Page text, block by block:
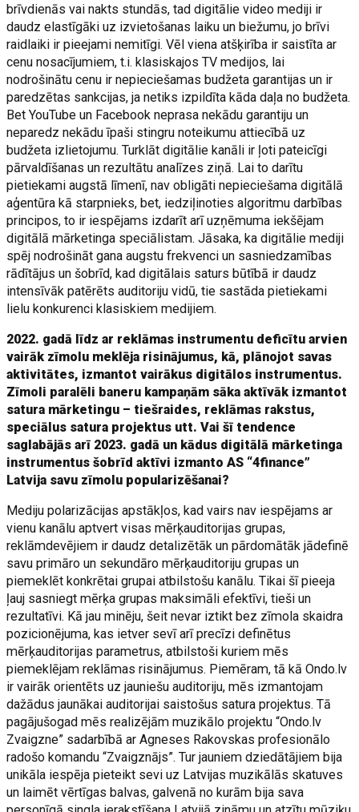
brīvdienās vai nakts stundās, tad digitālie video mediji ir
daudz elastīgāki uz izvietošanas laiku un biežumu, jo brīvi
raidlaiki ir pieejami nemitīgi. Vēl viena atšķirība ir saistīta ar
cenu nosacījumiem, t.i. klasiskajos TV medijos, lai
nodrošinātu cenu ir nepieciešamas budžeta garantijas un ir
paredzētas sankcijas, ja netiks izpildīta kāda daļa no budžeta.
Bet YouTube un Facebook neprasa nekādu garantiju un
neparedz nekādu īpaši stingru noteikumu attiecībā uz
budžeta izlietojumu. Turklāt digitālie kanāli ir ļoti pateicīgi
pārvaldīšanas un rezultātu analīzes ziņā. Lai to darītu
pietiekami augstā līmenī, nav obligāti nepieciešama digitālā
aģentūra kā starpnieks, bet, iedziļinoties algoritmu darbības
principos, to ir iespējams izdarīt arī uzņēmuma iekšējam
digitālā mārketinga speciālistam. Jāsaka, ka digitālie mediji
spēj nodrošināt gana augstu frekvenci un sasniedzamības
rādītājus un šobrīd, kad digitālais saturs būtībā ir daudz
intensīvāk patērēts auditoriju vidū, tie sastāda pietiekami
lielu konkurenci klasiskiem medijiem.
2022. gadā līdz ar reklāmas instrumentu deficītu arvien
vairāk zīmolu meklēja risinājumus, kā, plānojot savas
aktivitātes, izmantot vairākus digitālos instrumentus.
Zīmoli paralēli baneru kampaņām sāka aktīvāk izmantot
satura mārketingu – tiešraides, reklāmas rakstus,
speciālus satura projektus utt. Vai šī tendence
saglabājās arī 2023. gadā un kādus digitālā mārketinga
instrumentus šobrīd aktīvi izmanto AS “4finance”
Latvija savu zīmolu popularizēšanai?
Mediju polarizācijas apstākļos, kad vairs nav iespējams ar
vienu kanālu aptvert visas mērķauditorijas grupas,
reklāmdevējiem ir daudz detalizētāk un pārdomātāk jādefinē
savu primāro un sekundāro mērķauditoriju grupas un
piemeklēt konkrētai grupai atbilstošu kanālu. Tikai šī pieeja
ļauj sasniegt mērķa grupas maksimāli efektīvi, tieši un
rezultatīvi. Kā jau minēju, šeit nevar iztikt bez zīmola skaidra
pozicionējuma, kas ietver sevī arī precīzi definētus
mērķauditorijas parametrus, atbilstoši kuriem mēs
piemeklējam reklāmas risinājumus. Piemēram, tā kā Ondo.lv
ir vairāk orientēts uz jauniešu auditoriju, mēs izmantojam
dažādus jaunākai auditorijai saistošus satura projektus. Tā
pagājušogad mēs realizējām muzikālo projektu “Ondo.lv
Zvaigzne” sadarbībā ar Agneses Rakovskas profesionālo
radošo komandu “Zvaigznājs”. Tur jauniem dziedātājiem bija
unikāla iespēja pieteikt sevi uz Latvijas muzikālās skatuves
un laimēt vērtīgas balvas, galvenā no kurām bija sava